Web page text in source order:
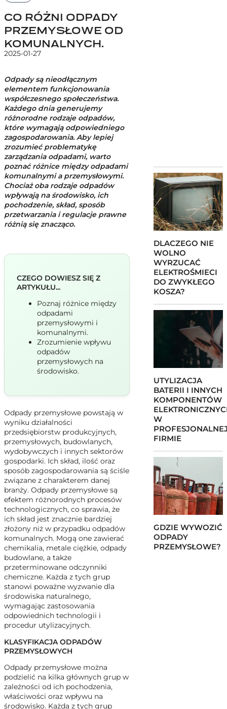
CO RÓŻNI ODPADY
PRZEMYSŁOWE OD
KOMUNALNYCH.
2025-01-27
Odpady są nieodłącznym
elementem funkcjonowania
współczesnego społeczeństwa.
Każdego dnia generujemy
różnorodne rodzaje odpadów,
które wymagają odpowiedniego
zagospodarowania. Aby lepiej
zrozumieć problematykę
zarządzania odpadami, warto
poznać różnice między odpadami
komunalnymi a przemysłowymi.
Chociaż oba rodzaje odpadów
wpływają na środowisko, ich
pochodzenie, skład, sposób
przetwarzania i regulacje prawne
różnią się znacząco.
CZEGO DOWIESZ SIĘ Z
ARTYKUŁU...
Poznaj różnice między
odpadami
przemysłowymi i
komunalnymi.
Zrozumienie wpływu
odpadów
przemysłowych na
środowisko.
Odpady przemysłowe powstają w
wyniku działalności
przedsiębiorstw produkcyjnych,
przemysłowych, budowlanych,
wydobywczych i innych sektorów
gospodarki. Ich skład, ilość oraz
sposób zagospodarowania są ściśle
związane z charakterem danej
branży. Odpady przemysłowe są
efektem różnorodnych procesów
technologicznych, co sprawia, że
ich skład jest znacznie bardziej
złożony niż w przypadku odpadów
komunalnych. Mogą one zawierać
chemikalia, metale ciężkie, odpady
budowlane, a także
przeterminowane odczynniki
chemiczne. Każda z tych grup
stanowi poważne wyzwanie dla
środowiska naturalnego,
wymagając zastosowania
odpowiednich technologii i
procedur utylizacyjnych.
KLASYFIKACJA ODPADÓW
PRZEMYSŁOWYCH
Odpady przemysłowe można
podzielić na kilka głównych grup w
zależności od ich pochodzenia,
właściwości oraz wpływu na
środowisko. Każda z tych grup
DLACZEGO NIE
WOLNO
WYRZUCAĆ
ELEKTROŚMIECI
DO ZWYKŁEGO
KOSZA?
UTYLIZACJA
BATERII I INNYCH
KOMPONENTÓW
W
FIRMIE
GDZIE WYWOZIĆ
ODPADY
PRZEMYSŁOWE?